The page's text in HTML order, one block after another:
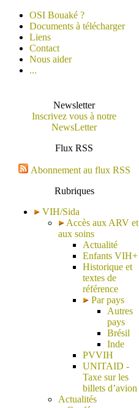
OSI Bouaké ?
Documents à télécharger
Liens
Contact
Nous aider
...
Newsletter
Inscrivez vous à notre
NewsLetter
Flux RSS
Abonnement au flux RSS
Rubriques
VIH/Sida
Accès aux ARV et
aux soins
Actualité
Enfants VIH+
Historique et
textes de
référence
Par pays
Autres
pays
Brésil
Inde
PVVIH
UNITAID -
Taxe sur les
billets d’avion
Actualités